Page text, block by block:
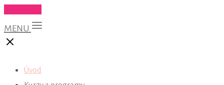
MENU
Úvod